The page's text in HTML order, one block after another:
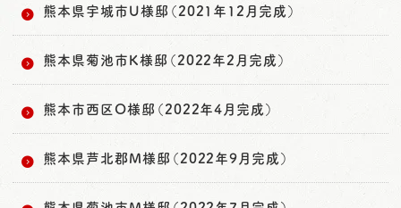
熊本県宇城市U様邸（2021年12月完成）
熊本県菊池市K様邸（2022年2月完成）
熊本市西区O様邸（2022年4月完成）
熊本県芦北郡M様邸（2022年9月完成）